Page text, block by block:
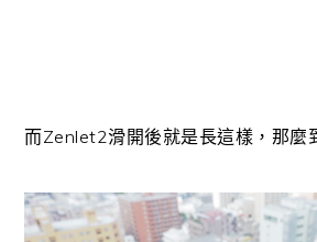
而Zenlet2滑開後就是長這樣，那麼